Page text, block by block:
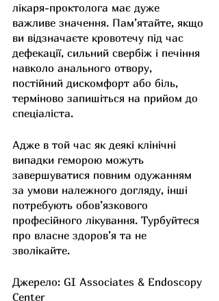
лікаря-проктолога має дуже
важливе значення. Пам’ятайте, якщо
ви відзначаєте кровотечу під час
дефекації, сильний свербіж і печіння
навколо анального отвору,
постійний дискомфорт або біль,
терміново запишіться на прийом до
спеціаліста.
Адже в той час як деякі клінічні
випадки геморою можуть
завершуватися повним одужанням
за умови належного догляду, інші
потребують обов’язкового
професійного лікування. Турбуйтеся
про власне здоров’я та не
зволікайте.
Джерело: GI Associates & Endoscopy
Center